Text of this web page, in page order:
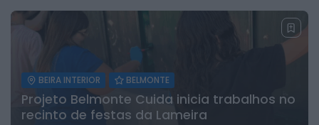
BEIRA INTERIOR BELMONTE
Projeto Belmonte Cuida inicia trabalhos no
recinto de festas da Lameira